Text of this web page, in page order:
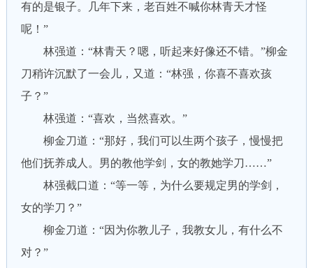
有的是银子。几年下来，老百姓不喊你林青天才怪
呢！”
林强道：“林青天？嗯，听起来好像还不错。”柳金
刀稍许沉默了一会儿，又道：“林强，你喜不喜欢孩
子？”
林强道：“喜欢，当然喜欢。”
柳金刀道：“那好，我们可以生两个孩子，慢慢把
他们抚养成人。男的教他学剑，女的教她学刀……”
林强截口道：“等一等，为什么要规定男的学剑，
女的学刀？”
柳金刀道：“因为你教儿子，我教女儿，有什么不
对？”